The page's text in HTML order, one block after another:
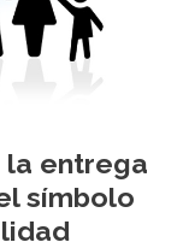
la entrega
símbolo